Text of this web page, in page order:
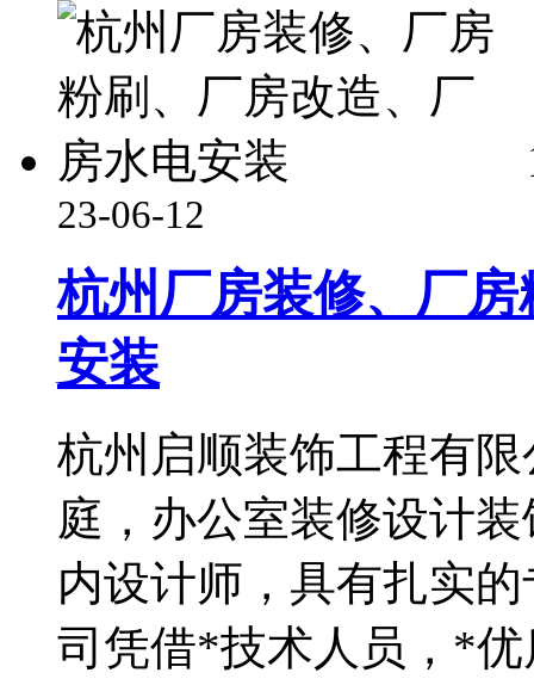
23-06-12
杭州厂房装修、厂
安装
杭州启顺装饰工程有
庭，办公室装修设计
内设计师，具有扎实
司凭借*技术人员，*